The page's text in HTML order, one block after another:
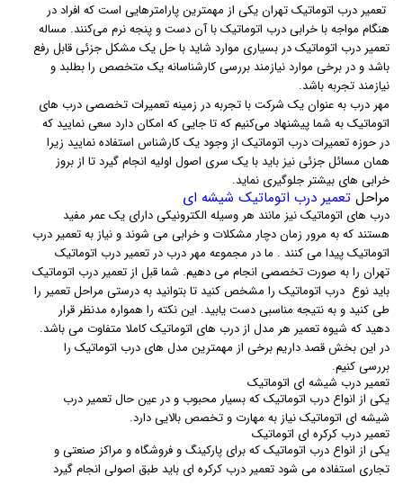
تعمیر درب اتوماتیک تهران یکی از مهمترین پارامترهایی است که افراد در
هنگام مواجه با خرابی درب اتوماتیک با آن دست و پنجه نرم می‌کنند. مساله
تعمیر درب اتوماتیک در بسیاری موارد شاید با حل یک مشکل جزئی قابل رفع
باشد و در برخی موارد نیازمند بررسی کارشناسانه یک متخصص را بطلبد و
نیازمند تجربه باشد.
مهر درب به عنوان یک شرکت با تجربه در زمینه تعمیرات تخصصی درب های
اتوماتیک به شما پیشنهاد می‌کنیم که تا جایی که امکان دارد سعی نمایید که
در حوزه تعمیرات درب اتوماتیک از وجود یک کارشناس استفاده نمایید زیرا
همان مسائل جزئی نیز باید با یک سری اصول اولیه انجام گیرد تا از بروز
خرابی های بیشتر جلوگیری نماید.
مراحل تعمیر درب اتوماتیک شیشه ای
درب های اتوماتیک نیز مانند هر وسیله الکترونیکی دارای یک عمر مفید
هستند که به مرور زمان دچار مشکلات و خرابی می شوند و نیاز به تعمیر درب
اتوماتیک پیدا می کنند . ما در مجموعه مهر درب در تعمیر درب اتوماتیک
تهران را به صورت تخصصی انجام می دهیم. شما قبل از تعمیر درب اتوماتیک
باید نوع درب اتوماتیک را مشخص کنید تا بتوانید به درستی مراحل تعمیر را
طی کنید و به نتیجه مناسبی دست یابید. این نکته را همواره مدنظر قرار
دهید که شیوه تعمیر هر مدل از درب های اتوماتیک کاملا متفاوت می باشد.
در این بخش قصد داریم برخی از مهمترین مدل های درب اتوماتیک را
بررسی کنیم.
تعمیر درب شیشه ای اتوماتیک
یکی از انواع درب اتوماتیک که بسیار محبوب و در عین حال تعمیر درب
شیشه ای اتوماتیک نیاز به مهارت و تخصص بالایی دارد.
تعمیر درب کرکره ای اتوماتیک
یکی از انواع درب اتوماتیک که برای پارکینگ و فروشگاه و مراکز صنعتی و
تجاری استفاده می شود تعمیر درب کرکره ای باید طبق اصولی انجام گیرد